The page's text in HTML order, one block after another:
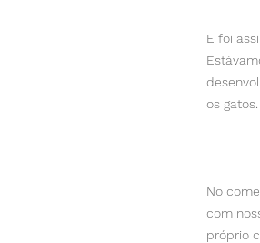
E foi
os gatos.
No
com
próprio